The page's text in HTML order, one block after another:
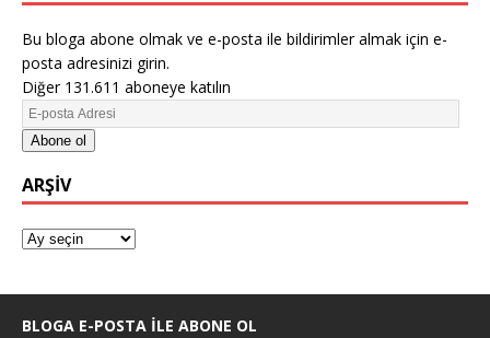
Bu bloga abone olmak ve e-posta ile bildirimler almak için e-
posta adresinizi girin.
Diğer 131.611 aboneye katılın
Abone ol
ARŞIV
BLOGA E-POSTA ILE ABONE OL